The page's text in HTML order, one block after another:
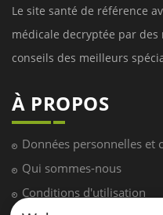
Le site santé de référence
médicale decryptée par des
conseils des meilleurs
À PROPOS
Données personnelles et
Qui sommes-nous
Conditions d'utilisation